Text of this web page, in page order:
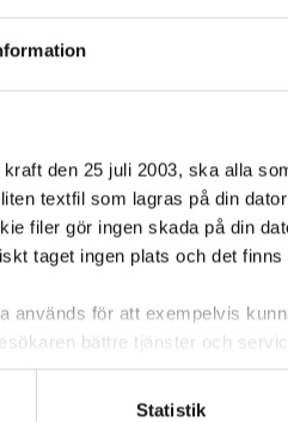
den 25 juli 2003, ska alla
textfil som lagras på din
filer gör ingen skada på din
taget ingen plats och det
används för att exempelvis
bättre tjänster och
som sparas på din dator är
Statistik
ca 1-2 dagar I lager